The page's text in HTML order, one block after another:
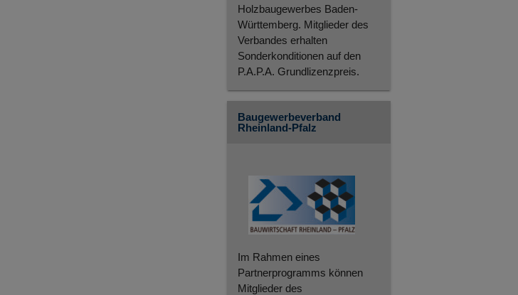
Holzbaugewerbes Baden-
Württemberg. Mitglieder des
Verbandes erhalten
Sonderkonditionen auf den
P.A.P.A. Grundlizenzpreis.
Baugewerbeverband
Rheinland-Pfalz
Im Rahmen eines
Partnerprogramms können
Mitglieder des